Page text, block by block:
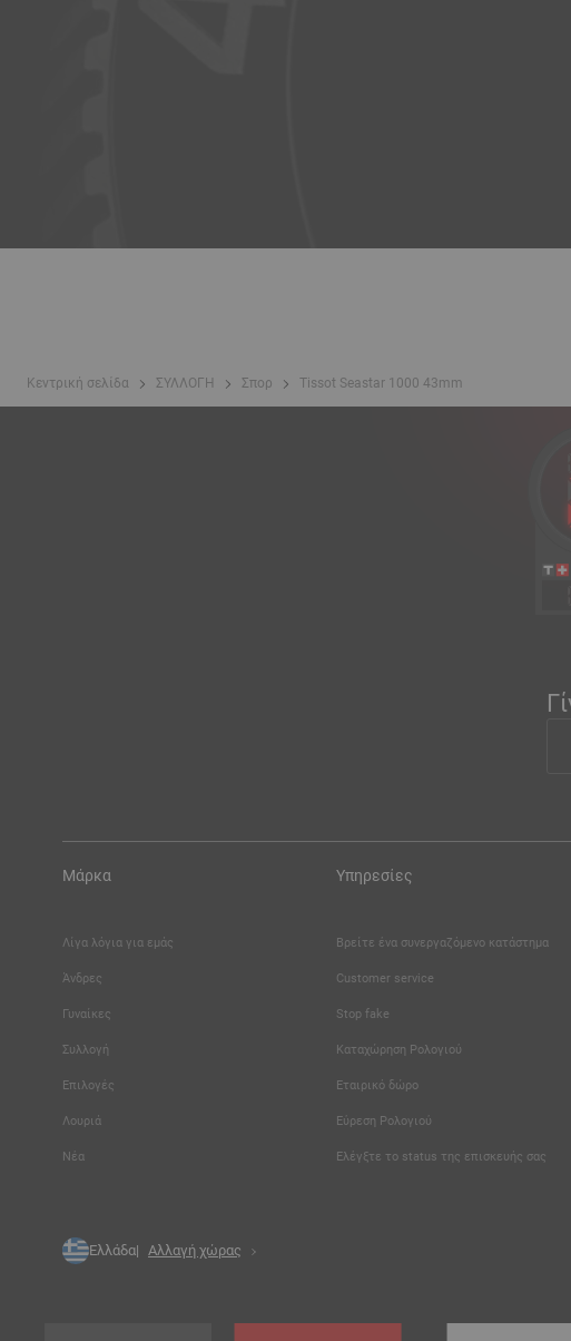
Κεντρική σελίδα ΣΥΛΛΟΓΗ Σπορ Tissot Seastar 1000 43mm
Μάρκα
Λίγα λόγια για εμάς
Άνδρες
Γυναίκες
Συλλογή
Επιλογές
Λουριά
Νέα
Υπηρεσίες
Βρείτε ένα συνεργαζόμενο κατάστημα
Customer service
Stop fake
Καταχώρηση Ρολογιού
Εταιρικό δώρο
Εύρεση Ρολογιού
Ελέγξτε το status της επισκευής σας
Ελλάδα Αλλαγή χώρας